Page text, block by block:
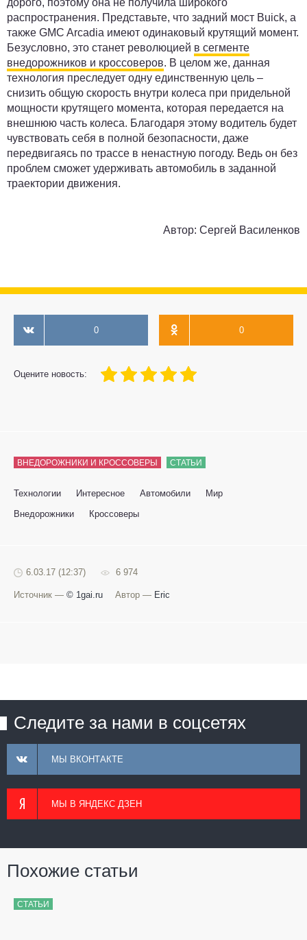
распространения. Представьте, что задний мост Buick, а
также GMC Arcadia имеют одинаковый крутящий момент.
Безусловно, это станет революцией в сегменте
внедорожников и кроссоверов. В целом же, данная
технология преследует одну единственную цель –
снизить общую скорость внутри колеса при придельной
мощности крутящего момента, которая передается на
внешнюю часть колеса. Благодаря этому водитель будет
чувствовать себя в полной безопасности, даже
передвигаясь по трассе в ненастную погоду. Ведь он без
проблем сможет удерживать автомобиль в заданной
траектории движения.
Автор: Сергей Василенков
0 0
Оцените новость:
100
1 3 4 5
ВНЕДОРОЖНИКИ И КРОССОВЕРЫ СТАТЬИ
Технологии Интересное Автомобили
Мир
Внедорожники
Кроссоверы
6.03.17 (12:37) 6 974
Источник — © 1gai.ru Автор — Eric
Следите за нами в соцсетях
МЫ ВКОНТАКТЕ
МЫ В ЯНДЕКС ДЗЕН
Похожие статьи
СТАТЬИ